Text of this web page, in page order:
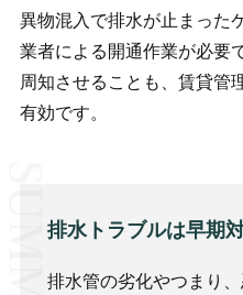
異物混入で排水が止まった
業者による開通作業が必要
周知させることも、賃貸管
有効です。
排水トラブルは早期
排水管の劣化やつまり